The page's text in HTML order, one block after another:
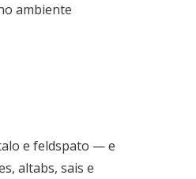
ambiente
e feldspato — e
altabs, sais e